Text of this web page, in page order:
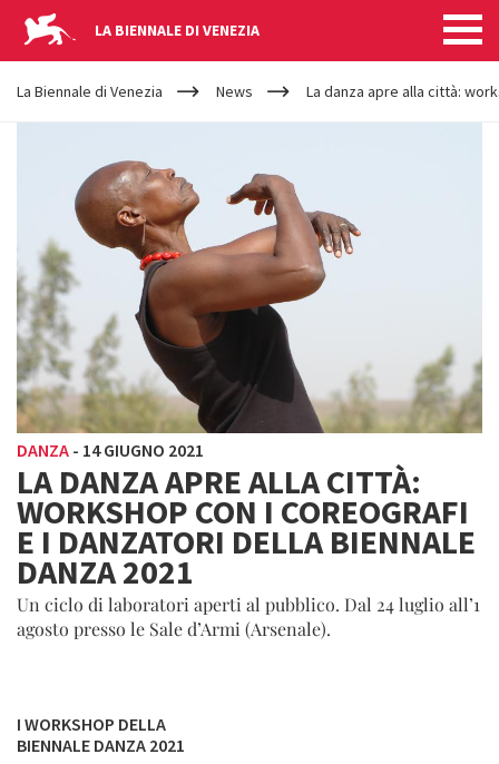
LA BIENNALE DI VENEZIA
YOUR
ARE
HERE
La Biennale di Venezia News La danza apre alla città:
DANZA - 14 GIUGNO 2021
LA DANZA APRE ALLA CITTÀ:
WORKSHOP CON I COREOGRAFI
E I DANZATORI DELLA BIENNALE
DANZA 2021
Un ciclo di laboratori aperti al pubblico. Dal 24 luglio all’1
agosto presso le Sale d’Armi (Arsenale).
I WORKSHOP DELLA
BIENNALE DANZA 2021